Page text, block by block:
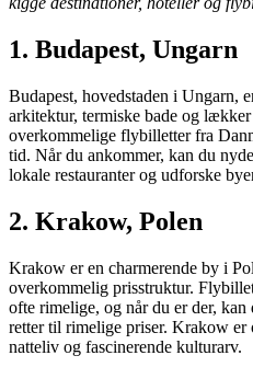
1. Budapest, Ungarn
Budapest, hovedstaden i Ungarn,
arkitektur, termiske bade og
overkommelige flybilletter fra
tid. Når du ankommer, kan du
lokale restauranter og udforske
2. Krakow, Polen
Krakow er en charmerende by i
overkommelig prisstruktur.
ofte rimelige, og når du er der,
retter til rimelige priser. Krakow er
natteliv og fascinerende kulturarv.